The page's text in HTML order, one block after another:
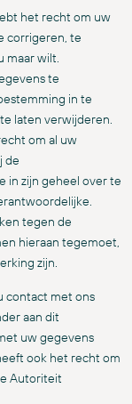
het recht om uw
corrigeren, te
maar wilt.
te
in te
laten verwijderen.
om al uw
de
in zijn geheel over te
tegen de
hieraan tegemoet,
zijn.
contact met ons
aan dit
uw gegevens
ook het recht om
Autoriteit